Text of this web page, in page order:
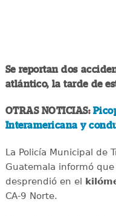
Se reportan dos
atlántico, la tarde de
OTRAS NOTICIAS:
Interamericana y
La Policía Municipal de
Guatemala informó
desprendió en el
CA-9 Norte.